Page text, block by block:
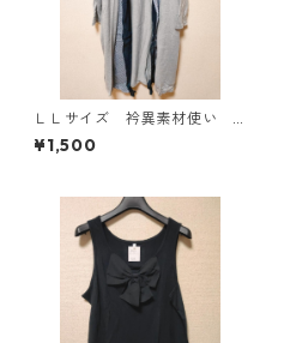
ＬＬサイズ 衿異素材使い
トッパーカーディガン グレ
ー KAE-4807
¥1,500